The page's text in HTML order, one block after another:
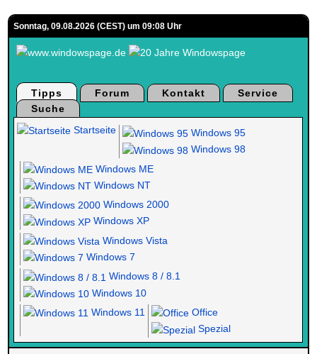
Sonntag, 09.08.2026 (CEST) um 09:08 Uhr
Tipps Forum Kontakt
Service
Suche
Startseite
Windows 95
Windows 98
Windows ME
Windows NT
Windows 2000
Windows XP
Windows Vista
Windows 7
Windows 8 / 8.1
Windows 10
Windows 11
Office
Spezial